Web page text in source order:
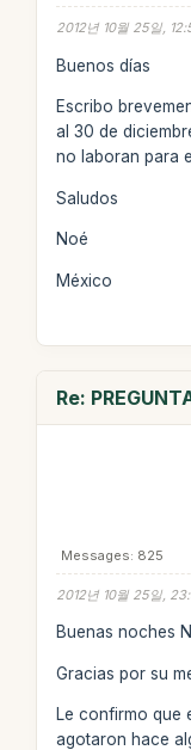
2012년 10월 25일,
Buenos días
Escribo
al 30 de
no laboran para
Saludos
Noé
México
Re:
Messages: 825
2012년 10월 25일,
Buenas noches
Gracias por su
Le confirmo que
agotaron hace